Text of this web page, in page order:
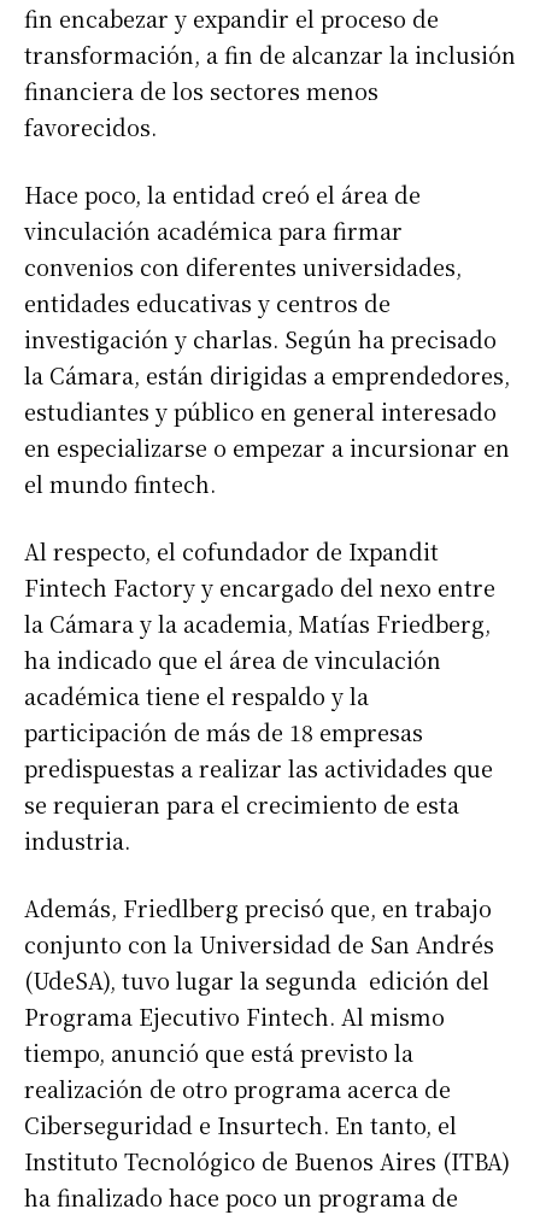
fin encabezar y expandir el proceso de
transformación, a fin de alcanzar la inclusión
financiera de los sectores menos
favorecidos.
Hace poco, la entidad creó el área de
vinculación académica para firmar
convenios con diferentes universidades,
entidades educativas y centros de
investigación y charlas. Según ha precisado
la Cámara, están dirigidas a emprendedores,
estudiantes y público en general interesado
en especializarse o empezar a incursionar en
el mundo fintech.
Al respecto, el cofundador de Ixpandit
Fintech Factory y encargado del nexo entre
la Cámara y la academia, Matías Friedberg,
ha indicado que el área de vinculación
académica tiene el respaldo y la
participación de más de 18 empresas
predispuestas a realizar las actividades que
se requieran para el crecimiento de esta
industria.
Además, Friedlberg precisó que, en trabajo
conjunto con la Universidad de San Andrés
(UdeSA), tuvo lugar la segunda edición del
Programa Ejecutivo Fintech. Al mismo
tiempo, anunció que está previsto la
realización de otro programa acerca de
Ciberseguridad e Insurtech. En tanto, el
Instituto Tecnológico de Buenos Aires (ITBA)
ha finalizado hace poco un programa de